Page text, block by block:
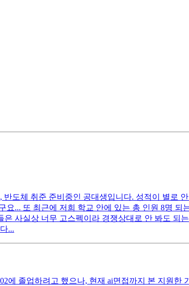
도체 취준 준비중인 공대생입니다. 성적이 별로
... 또 최근에 저희 학교 안에 있는 총 인원 8명
사실상 너무 고스펙이라 경쟁상대로 안 봐도 되
...
에 졸업하려고 했으나, 현재 ai면접까지 본 지원한